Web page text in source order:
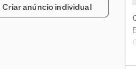
Criar anúncio individual